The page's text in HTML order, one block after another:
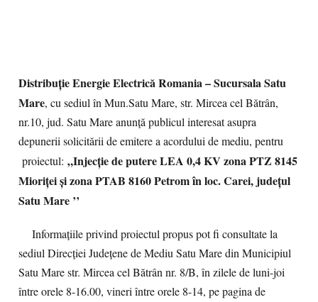
Distribuție Energie Electrică Romania – Sucursala Satu
Mare, cu sediul în Mun.Satu Mare, str. Mircea cel Bătrân,
nr.10, jud. Satu Mare anunţă publicul interesat asupra
depunerii solicitării de emitere a acordului de mediu, pentru
proiectul: ‚,Injecție de putere LEA 0,4 KV zona PTZ 8145
Mioriței și zona PTAB 8160 Petrom în loc. Carei, județul
Satu Mare ’’
Informaţiile privind proiectul propus pot fi consultate la
sediul Direcției Județene de Mediu Satu Mare din Municipiul
Satu Mare str. Mircea cel Bătrân nr. 8/B, în zilele de luni-joi
între orele 8-16.00, vineri între orele 8-14, pe pagina de